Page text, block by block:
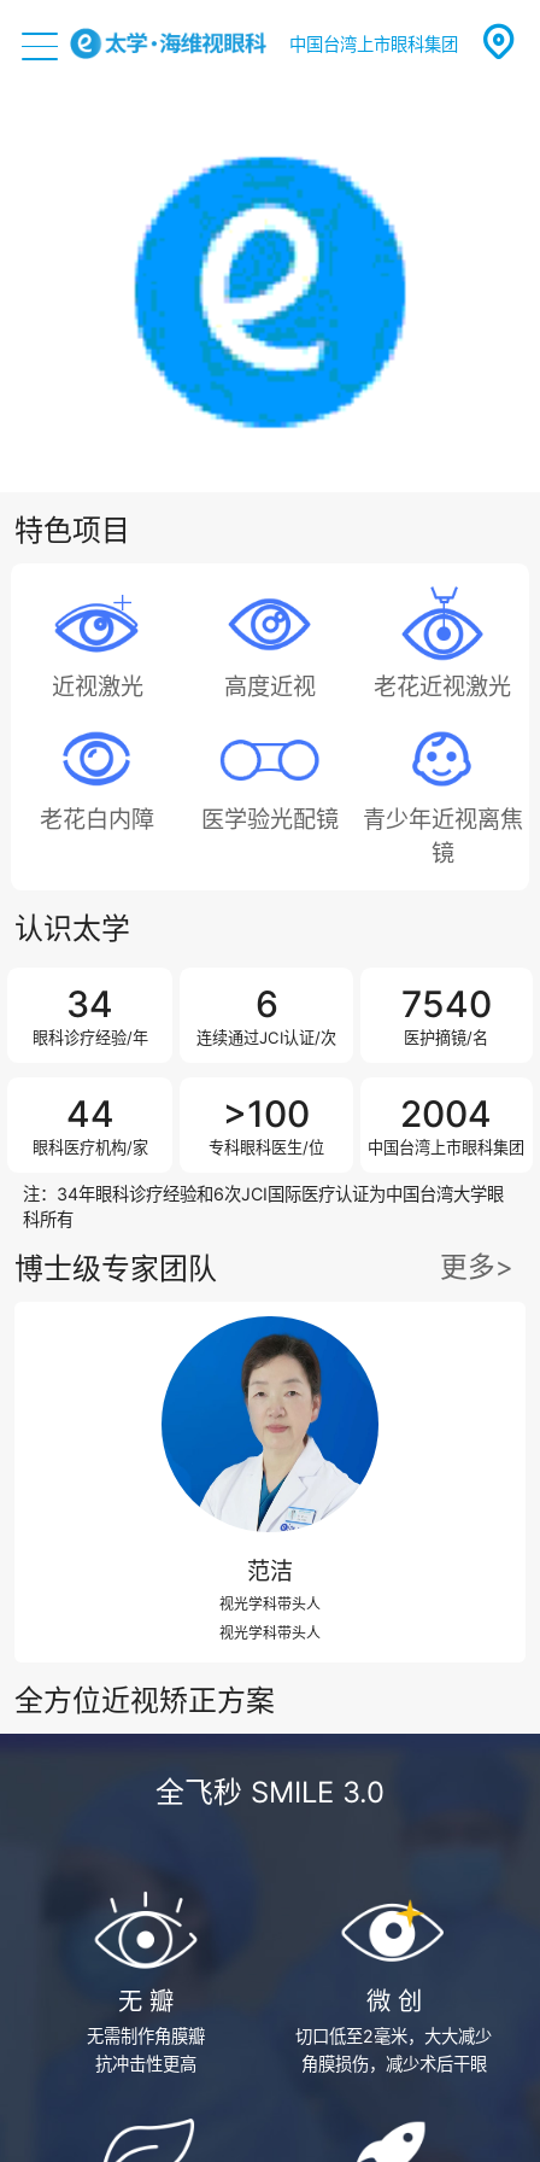
中国台湾上市眼科集团
特色项目
近视激光 高度近视 老花近视激光
老花白内障 医学验光配镜
青少年近视离焦
镜
认识太学
34
眼科诊疗经验/年
6
连续通过JCI认证/次
7980
医护摘镜/名
44
眼科医疗机构/家
>100
专科眼科医生/位
2004
中国台湾上市眼科集团
注：34年眼科诊疗经验和6次JCI国际医疗认证为中国台湾大学眼
科所有
博士级专家团队 更多>
范洁
视光学科带头人
视光学科带头人
全方位近视矫正方案
全飞秒 SMILE 3.0
无 瓣
无需制作角膜瓣
抗冲击性更高
微 创
切口低至2毫米，大大减少
角膜损伤，减少术后干眼